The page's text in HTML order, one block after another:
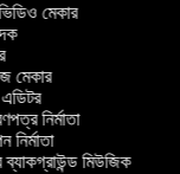
মেকার
মেকার
এডিটর
নির্মাতা
নির্মাতা
ব্যাকগ্রাউন্ড মিউজিক